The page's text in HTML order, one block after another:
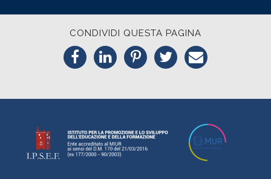
CONDIVIDI QUESTA PAGINA